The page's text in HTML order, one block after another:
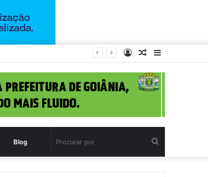
Barra
Lateral
Artigo
aleatório
Entrar
Blog
por